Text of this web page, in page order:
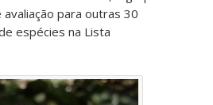
para outras 30
espécies na Lista